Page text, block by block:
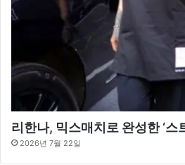
리한나, 믹스매치로 완성한 ‘스
2026년 7월 22일